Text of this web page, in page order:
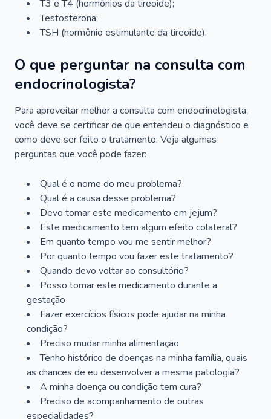
T3 e T4 (hormônios da tireoide);
Testosterona;
TSH (hormônio estimulante da tireoide).
O que perguntar na consulta com
endocrinologista?
Para aproveitar melhor a consulta com endocrinologista,
você deve se certificar de que entendeu o diagnóstico e
como deve ser feito o tratamento. Veja algumas
perguntas que você pode fazer:
Qual é o nome do meu problema?
Qual é a causa desse problema?
Devo tomar este medicamento em jejum?
Este medicamento tem algum efeito colateral?
Em quanto tempo vou me sentir melhor?
Por quanto tempo vou fazer este tratamento?
Quando devo voltar ao consultório?
Posso tomar este medicamento durante a
gestação
Fazer exercícios físicos pode ajudar na minha
condição?
Preciso mudar minha alimentação
Tenho histórico de doenças na minha família, quais
as chances de eu desenvolver a mesma patologia?
A minha doença ou condição tem cura?
Preciso de acompanhamento de outras
especialidades?